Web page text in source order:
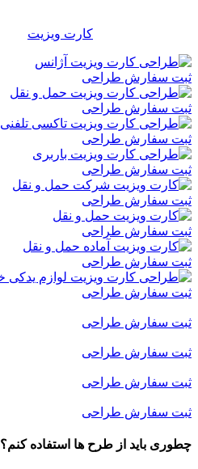
کارت ویزیت
ثبت سفارش طراحی
ثبت سفارش طراحی
ثبت سفارش طراحی
ثبت سفارش طراحی
ثبت سفارش طراحی
ثبت سفارش طراحی
ثبت سفارش طراحی
ثبت سفارش طراحی
ثبت سفارش طراحی
ثبت سفارش طراحی
ثبت سفارش طراحی
ثبت سفارش طراحی
چطوری باید از طرح ها استفاده کنم؟